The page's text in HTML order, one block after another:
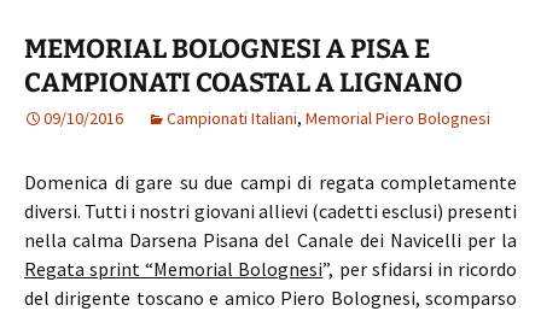
MEMORIAL BOLOGNESI A PISA E
CAMPIONATI COASTAL A LIGNANO
09/10/2016 Campionati Italiani, Memorial Piero Bolognesi
Domenica di gare su due campi di regata completamente
diversi. Tutti i nostri giovani allievi (cadetti esclusi) presenti
nella calma Darsena Pisana del Canale dei Navicelli per la
Regata sprint “Memorial Bolognesi”, per sfidarsi in ricordo
del dirigente toscano e amico Piero Bolognesi, scomparso